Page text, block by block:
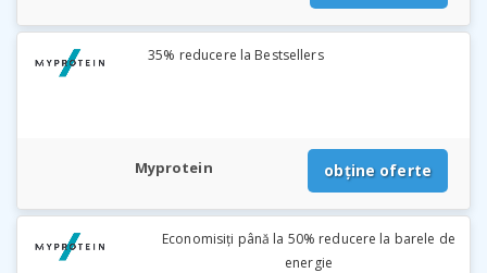
35% reducere la Bestsellers
Myprotein obține oferte
Economisiți până la 50% reducere la barele de
energie